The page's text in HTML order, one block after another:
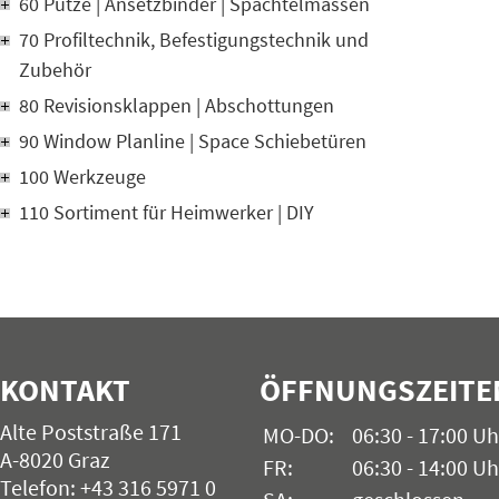
70 Profiltechnik, Befestigungstechnik und
Zubehör
80 Revisionsklappen | Abschottungen
90 Window Planline | Space Schiebetüren
100 Werkzeuge
110 Sortiment für Heimwerker | DIY
KONTAKT
Alte Poststraße 171
A-8020 Graz
Telefon: +43 316 5971 0
MO-DO:
06:30 - 17:00
FR:
06:30 - 14:00